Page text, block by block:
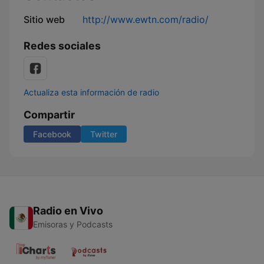
Sitio web http://www.ewtn.com/radio/
Redes sociales
Actualiza esta información de radio
Compartir
Facebook Twitter
Radio en Vivo
Emisoras y Podcasts